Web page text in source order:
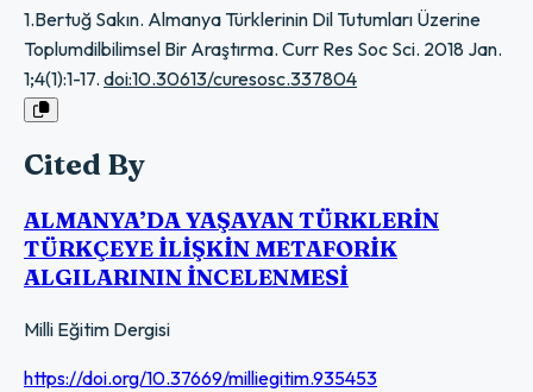
1.Bertuğ Sakın. Almanya Türklerinin Dil Tutumları Üzerine
Toplumdilbilimsel Bir Araştırma. Curr Res Soc Sci. 2018 Jan.
1;4(1):1-17. doi:10.30613/curesosc.337804
Cited By
ALMANYA’DA YAŞAYAN TÜRKLERİN
TÜRKÇEYE İLİŞKİN METAFORİK
ALGILARININ İNCELENMESİ
Milli Eğitim Dergisi
https://doi.org/10.37669/milliegitim.935453